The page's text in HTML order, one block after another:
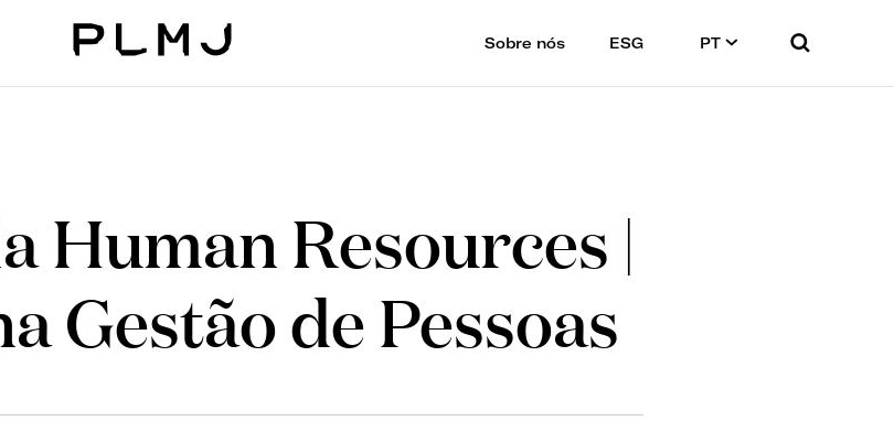
PLMJ Sobre nós ESG PT
Human Resources |
Gestão de Pessoas